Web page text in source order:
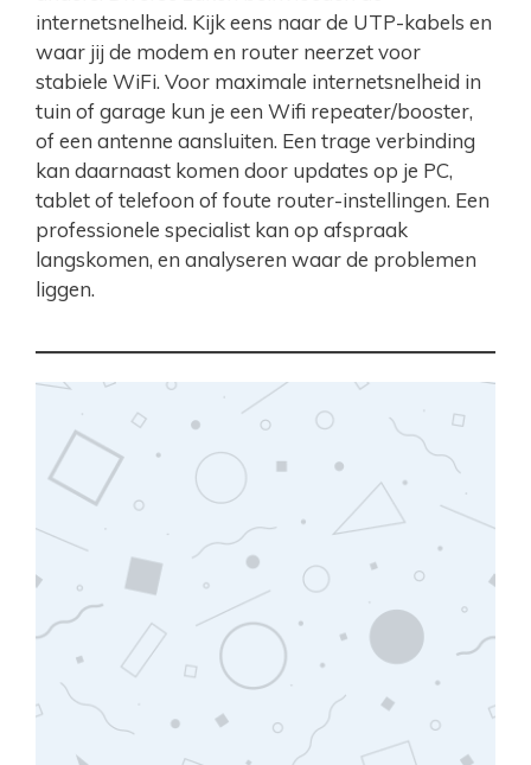
internetsnelheid. Kijk eens naar de UTP-kabels en
waar jij de modem en router neerzet voor
stabiele WiFi. Voor maximale internetsnelheid in
tuin of garage kun je een Wifi repeater/booster,
of een antenne aansluiten. Een trage verbinding
kan daarnaast komen door updates op je PC,
tablet of telefoon of foute router-instellingen. Een
professionele specialist kan op afspraak
langskomen, en analyseren waar de problemen
liggen.